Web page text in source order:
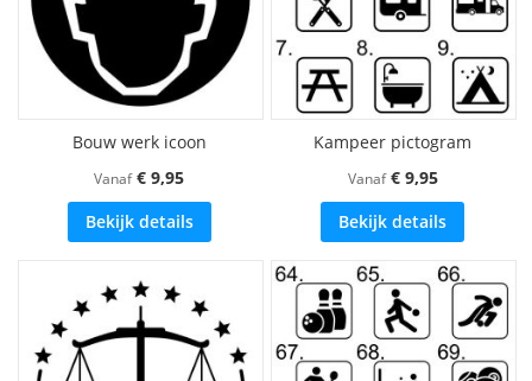
Bouw werk icoon
Vanaf € 9,95
Bekijk details
Kampeer pictogram
Vanaf € 9,95
Bekijk details